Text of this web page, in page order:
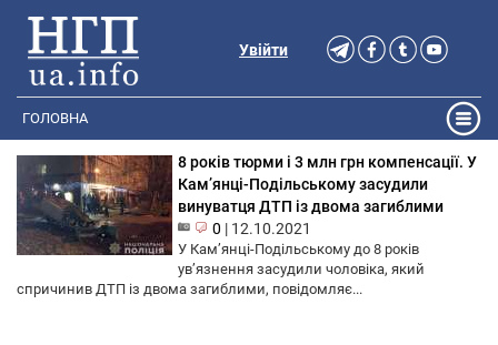
Увійти
ГОЛОВНА
8 років тюрми і 3 млн грн компенсації. У
Кам’янці-Подільському засудили
винуватця ДТП із двома загиблими
0 | 12.10.2021
У Кам’янці-Подільському до 8 років
ув’язнення засудили чоловіка, який
спричинив ДТП із двома загиблими, повідомляє...